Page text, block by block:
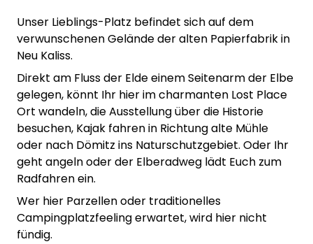
Unser Lieblings-Platz befindet sich auf dem
verwunschenen Gelände der alten Papierfabrik in
Neu Kaliss.
Direkt am Fluss der Elde einem Seitenarm der Elbe
gelegen, könnt Ihr hier im charmanten Lost Place
Ort wandeln, die Ausstellung über die Historie
besuchen, Kajak fahren in Richtung alte Mühle
oder nach Dömitz ins Naturschutzgebiet. Oder Ihr
geht angeln oder der Elberadweg lädt Euch zum
Radfahren ein.
Wer hier Parzellen oder traditionelles
Campingplatzfeeling erwartet, wird hier nicht
fündig.